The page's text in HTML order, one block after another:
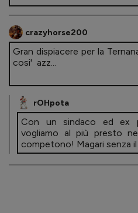
crazyhorse200
Gran dispiacere per la
cosi' azz...
rOHpota
Con un sindaco ed ex
vogliamo al più presto
competono! Magari senza